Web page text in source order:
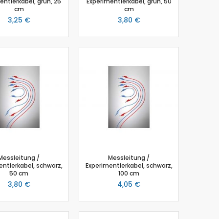
cm
3,25 €
cm
3,80 €
/
schwarz,
50 cm
3,80 €
Messleitung /
Experimentierkabel, schwarz,
100 cm
4,05 €